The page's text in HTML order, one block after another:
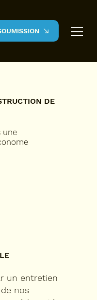
DE
une
un entretien
nos